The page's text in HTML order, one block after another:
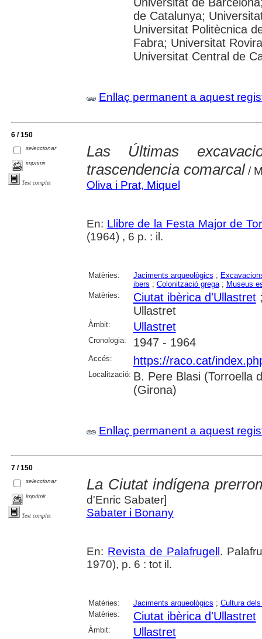
de Catalunya;
Universitat Politècnica
Fabra; Universitat
Universitat Central de
Enllaç permanent a aquest
6 / 150
seleccionar
imprimir
Text complet
Las Últimas
trascendencia comarcal/
Oliva i Prat, Miquel
En: Llibre de la Festa Major de
(1964) , 6 p. : il.
Matèries: Jaciments arqueològics ;
ibers ; Colonització grega; Museus
Matèries:
Ciutat ibèrica d'Ullastret
Ullastret
Àmbit: Ullastret
Cronologia: 1947 - 1964
Accés: https://raco.cat/
Localització: B. Pere Blasi (Torroella
(Girona)
Enllaç permanent a aquest
7 / 150
seleccionar
imprimir
Text complet
La Ciutat indígena
d'Enric Sabater]
Sabater i Bonany
En: Revista de Palafrugell.
1970), p. 6 : tot il.
Matèries: Jaciments arqueològics ; Cultura
Matèries:
Ciutat ibèrica d'Ullastret
Àmbit: Ullastret